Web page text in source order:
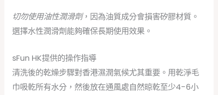
切勿使用油性潤滑劑，因為油質成分會損害矽膠材質。
選擇水性潤滑劑能夠確保長期使用效果。
sFun HK提供的操作指導
清洗後的乾燥步驟對香港濕潤氣候尤其重要。用乾淨毛
巾吸乾所有水分，然後放在通風處自然晾乾至少4-6小